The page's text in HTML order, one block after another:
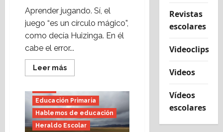
Aprender jugando. Sí, el
juego “es un círculo mágico”,
como decía Huizinga. En él
cabe el error...
Leer másLeer
más
El
juego,
necesario
aliado
(Heraldo
Escolar)
Educación Primaria
Hablemos de educación
Heraldo Escolar
Revistas
escolares
Videoclips
Videos
Vídeos
escolares